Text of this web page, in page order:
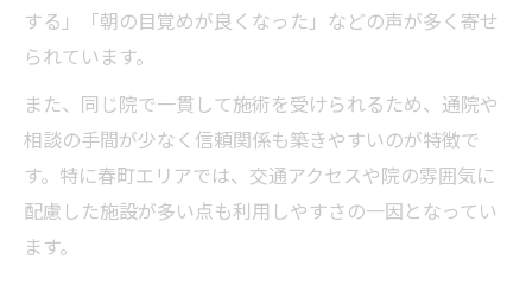
する」「朝の目覚めが良くなった」などの声が多く寄せ
られています。
また、同じ院で一貫して施術を受けられるため、通院や
相談の手間が少なく信頼関係も築きやすいのが特徴で
す。特に春町エリアでは、交通アクセスや院の雰囲気に
配慮した施設が多い点も利用しやすさの一因となってい
ます。